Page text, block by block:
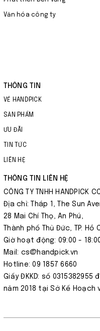
Văn hóa công ty
THÔNG TIN
VỀ HANDPICK
SẢN PHẨM
ƯU ĐÃI
TIN TỨC
LIÊN HỆ
THÔNG TIN LIÊN HỆ
CÔNG TY TNHH HANDPICK
Địa chỉ: Tháp 1, The Sun
28 Mai Chí Thọ, An Phú,
Thành phố Thủ Đức, TP. Hồ
Giờ hoạt động: 09:00 -
Mail: cs@handpick.vn
Hotline: 09 1857 6660
Giấy ĐKKD: số 0315382955
năm 2018 tại Sở Kế Hoạch